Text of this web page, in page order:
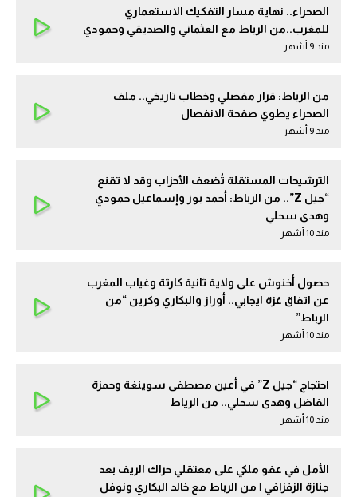
الصحراء.. نهاية مسار التفكيك الاستعماري
للمغرب..من الرباط مع العثماني والصديقي وحمودي
مند 9 أشهر
من الرباط: قرار مفصلي وخطاب تاريخي.. ملف
الصحراء يطوي صفحة الانفصال
مند 9 أشهر
الترشيحات المستقلة تُضعف الأحزاب وقد لا تقنع
“جيل Z”.. من الرباط: أحمد بوز وإسماعيل حمودي
وهدى سحلي
مند 10 أشهر
حصول أخنوش على ولاية ثانية كارثة وغياب المغرب
عن اتفاق غزة ايجابي.. أوراز والبكاري وكرين “من
الرباط”
مند 10 أشهر
احتجاج “جيل Z” في أعين مصطفى سوينغة وحمزة
الفاضل وهدى سحلي.. من الرياط
مند 10 أشهر
الأمل في عفو ملكي على معتقلي حراك الريف بعد
جنازة الزفزافي | من الرباط مع خالد البكاري ونوفل